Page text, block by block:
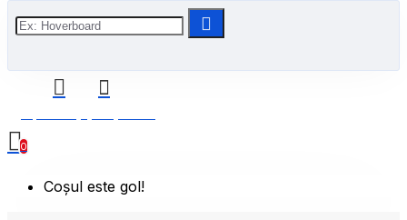
0
Coșul este gol!